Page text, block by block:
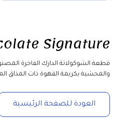
Signature
والمحشية بكريمة القهوة ذات المذاق
العودة للصفحة الرئيسية